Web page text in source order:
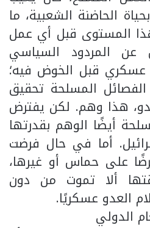
الحاضنة الشعبية، ما
المستوى قبل أي عمل
عن المردود السياسي
قبل الخوض فيه؛
المسلحة تحقيق
هذا وهم. لكن يفترض
أيضًا الوهم بقدرتها
أما في حال فرضت
على حماس أو غيرها،
ألا تموت من دون
العدو عسكريًا.
الدولي